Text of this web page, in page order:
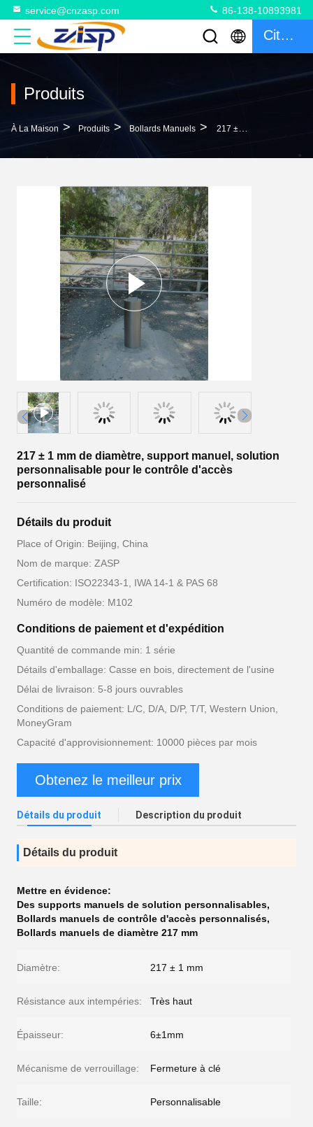
service@cnzasp.com 86-138-10893981
Citation
Produits
À La Maison > Produits > Bollards Manuels > 217 ± 1 Mm De Diamètre, Support Manuel, Solution Personnalisable Pour Le Contrôle D'accès Personnalisé
217 ± 1 mm de diamètre, support manuel, solution
personnalisable pour le contrôle d'accès
personnalisé
Détails du produit
Place of Origin: Beijing, China
Nom de marque: ZASP
Certification: ISO22343-1, IWA 14-1 & PAS 68
Numéro de modèle: M102
Conditions de paiement et d'expédition
Quantité de commande min: 1 série
Détails d'emballage: Casse en bois, directement de l'usine
Délai de livraison: 5-8 jours ouvrables
Conditions de paiement: L/C, D/A, D/P, T/T, Western Union,
MoneyGram
Capacité d'approvisionnement: 10000 pièces par mois
Obtenez le meilleur prix
Détails du produit Description du produit
Détails du produit
Mettre en évidence:
Des supports manuels de solution personnalisables,
Bollards manuels de contrôle d'accès personnalisés,
Bollards manuels de diamètre 217 mm
Diamètre: 217 ± 1 mm
Résistance aux intempéries: Très haut
Épaisseur: 6±1mm
Mécanisme de verrouillage: Fermeture à clé
Taille: Personnalisable